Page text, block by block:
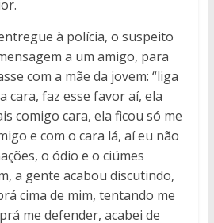
à polícia, o suspeito
a um amigo, para
com a mãe da jovem: “liga
cara, faz esse favor aí, ela
comigo cara, ela ficou só me
e com o cara lá, aí eu não
o ódio e o ciúmes
a gente acabou discutindo,
cima de mim, tentando me
me defender, acabei de